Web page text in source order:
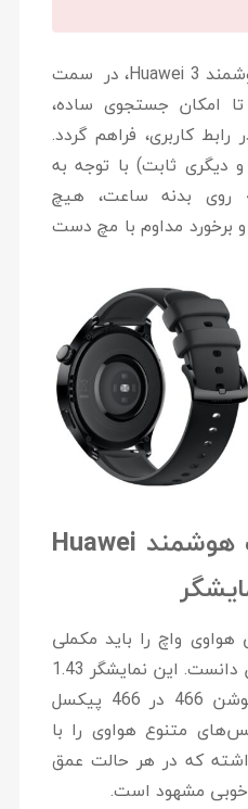
دکمه‌های کنترل ساعت هوشمند Huawei 3، در سمت
امکان جستجوی ساده،
کاربری، فراهم گردد.
دیگری ثابت) با توجه به
قرار گرفتن با زاویه 45 روی بدنه ساعت، هیچ
برخورد مداوم با مچ دست
مشخصات ساعت هوشمند Huawei
واچ را باید مکملی
برای طراحی جذاب بدنه آن دانست. این نمایشگر 1.43
اینچی AMOLED با رزولوشن 466 در 466 پیکسل
متنوع هواوی را با
که در هر حالت عمق
خوبی مشهود است.